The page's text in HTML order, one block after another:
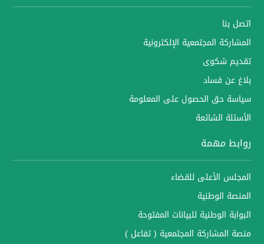
اتصل بنا
المشاركة المجتمعية الإلكترونية
تقديم شكوى
بلاغ عن فساد
سياسة حق الحصول على المعلومة
الأسئلة الشائعة
روابط مهمة
المجلس الأعلى للقضاء
المنصة الوطنية
البوابة الوطنية للبيانات المفتوحة
منصة المشاركة المجتمعية ( تفاعل )